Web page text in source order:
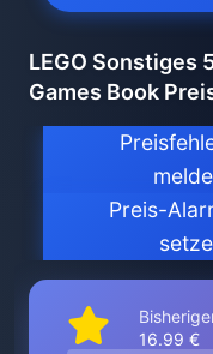
LEGO Sonstiges
Games Book
Preis-
16.99 €